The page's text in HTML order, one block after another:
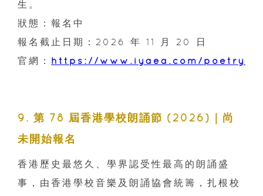
生。
狀態：報名中
報名截止日期：2026 年 11 月 20 日
官網： https://www.iyaea.com/poetry
9. 第 78 屆香港學校朗誦節 (2026)｜尚
未開始報名
香港歷史最悠久、學界認受性最高的朗誦盛
事，由香港學校音樂及朗誦協會統籌，扎根校